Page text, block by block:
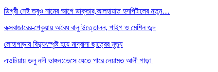
ডিগ্রী নেই তবুও নামের আগে ডাক্তার,আলহায়াত হসপিটালের নতুন…
কক্সবাজারের-পেকুয়ায় অবৈধ বালু উত্তোলন, পাইপ ও মেশিন জব্দ
লোহাগাড়ায় বিদ্যুৎস্পৃষ্ট হয়ে মাদ্রাসা ছাত্রের মৃত্যু
এওচিয়ায় ডলু নদী ভাঙ্গন:ভেসে যেতে পারে নেয়ামত আলী পাড়া